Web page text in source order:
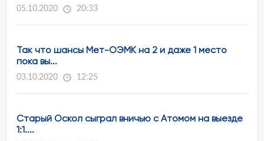
05.10.2020 20:33
Так что шансы Мет-ОЭМК на 2 и даже 1 место
пока вы...
03.10.2020 12:25
Старый Оскол сыграл вничью с Атомом на выезде
1:1....